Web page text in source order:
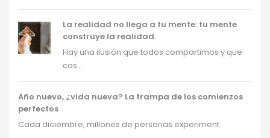
La realidad no llega a tu mente: tu mente
construye la realidad.
Hay una ilusión que todos compartimos y que
cas...
Año nuevo, ¿vida nueva? La trampa de los comienzos
perfectos
Cada diciembre, millones de personas experiment...